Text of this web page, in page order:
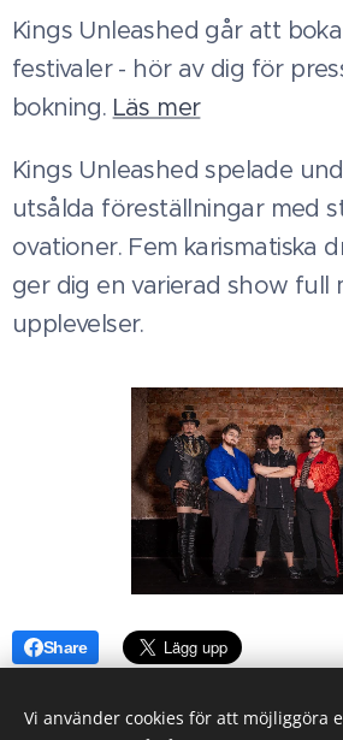
Kings Unleashed går att
festivaler - hör av dig för
bokning. Läs mer
Kings Unleashed spelade
utsålda föreställningar med
ovationer. Fem karismatiska
ger dig en varierad show full
upplevelser.
Share
Vi använder cookies för att möjliggöra